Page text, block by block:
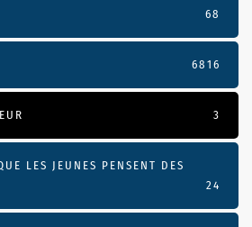
68
6816
3
LES JEUNES PENSENT DES
24